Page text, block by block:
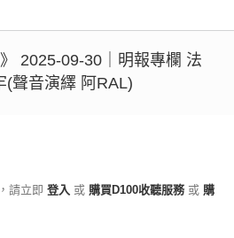
2025-09-30｜明報專欄 法
(聲音演繹 阿RAL)
請立即 登入 或 購買D100收聽服務 或 購